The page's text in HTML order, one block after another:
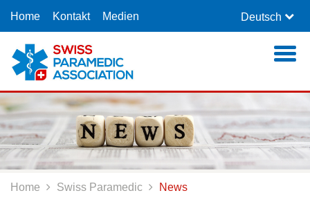
(Press
Enter)
content
(Press
Enter)
Home Kontakt Medien Deutsch
Home Swiss Paramedic News